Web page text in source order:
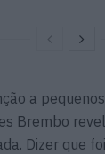
a
Brembo
Dizer que